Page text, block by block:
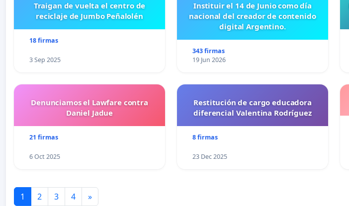
Traigan de vuelta el centro de
reciclaje de Jumbo Peñalolén
18 firmas
3 Sep 2025
Instituir el 14 de Junio como día
nacional del creador de contenido
digital Argentino.
343 firmas
19 Jun 2026
Denunciamos el Lawfare contra
Daniel Jadue
21 firmas
6 Oct 2025
Restitución de cargo educadora
diferencial Valentina Rodríguez
8 firmas
23 Dec 2025
1 2 3 4 »